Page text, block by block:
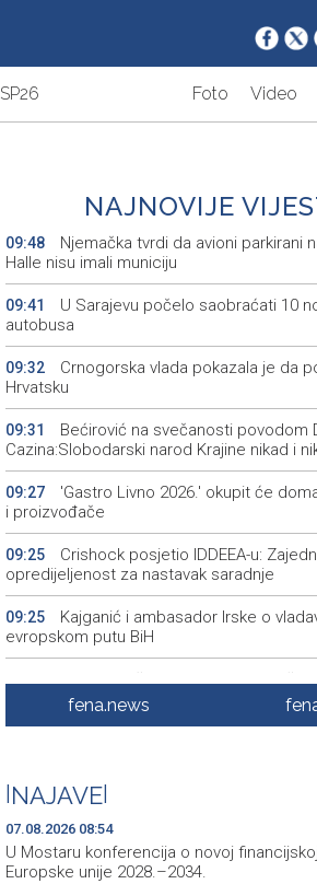
SP26 Foto Video
NAJNOVIJE
09:48
Njemačka tvrdi da avioni parkirani
Halle nisu imali municiju
09:41
U Sarajevu počelo saobraćati 10
autobusa
09:32
Crnogorska vlada pokazala je da
Hrvatsku
09:31
Bećirović na svečanosti povodom
Cazina:Slobodarski narod Krajine nikad i
09:27
'Gastro Livno 2026.' okupit će
i proizvođače
09:25
Crishock posjetio IDDEEA-u:
opredijeljenost za nastavak saradnje
09:25
Kajganić i ambasador Irske o
evropskom putu BiH
Aktivan požar kod Konjica, u
Air Tractor i helikopter OS-a BiH
08:57
Lawmakers urge Trump to impose
Dodik
fena.news
NAJAVE|
07.08.2026 08:54
U Mostaru konferencija o novoj
Europske unije 2028.–2034.